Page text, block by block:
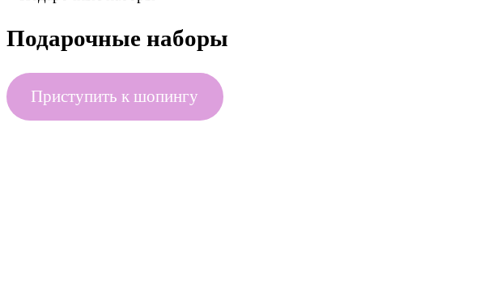
Подарочные наборы
Приступить к шопингу